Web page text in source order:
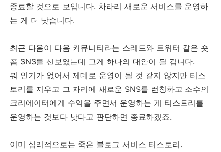
종료할 것으로 보입니다. 차라리 새로운 서비스를 운영하
는 게 더 낫습니다.
최근 다음이 다음 커뮤니티라는 스레드와 트위터 같은 숏
폼 SNS를 선보였는데 그게 하나의 대안이 될 겁니다.
뭐 인기가 없어서 제데로 운영이 될 것 같지 않지만 티스
토리를 지우고 그 자리에 새로운 SNS를 런칭하고 소수의
크리에이터에게 수익을 주면서 운영하는 게 티스토리를
운영하는 것보다 낫다고 판단하면 종료하겠죠.
이미 심리적으로는 죽은 블로그 서비스 티스토리.